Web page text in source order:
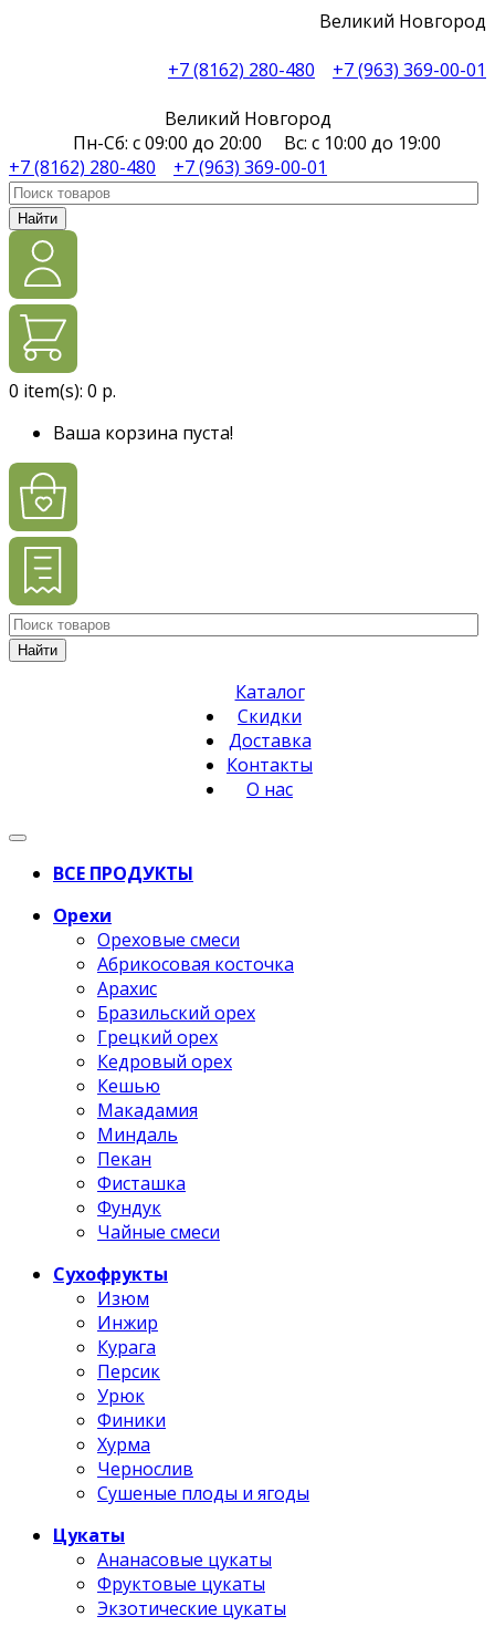
Великий Новгород
+7 (8162) 280-480
+7 (963) 369-00-01
Великий Новгород
Пн-Сб: с 09:00 до 20:00 Вс: с 10:00 до 19:00
+7 (8162) 280-480
+7 (963) 369-00-01
Найти
0 item(s): 0 р.
Ваша корзина пуста!
Найти
Каталог
Скидки
Доставка
Контакты
О нас
ВСЕ ПРОДУКТЫ
Орехи
Ореховые смеси
Абрикосовая косточка
Арахис
Бразильский орех
Грецкий орех
Кедровый орех
Кешью
Макадамия
Миндаль
Пекан
Фисташка
Фундук
Чайные смеси
Сухофрукты
Изюм
Инжир
Курага
Персик
Урюк
Финики
Хурма
Чернослив
Сушеные плоды и ягоды
Цукаты
Ананасовые цукаты
Фруктовые цукаты
Экзотические цукаты